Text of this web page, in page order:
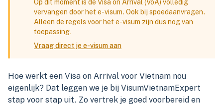
Op dit moment is de Visa on Arrival (VoA) volledig
vervangen door het e-visum. Ook bij spoedaanvragen.
Alleen de regels voor het e-visum zijn dus nog van
toepassing.
Vraag direct je e-visum aan
Hoe werkt een Visa on Arrival voor Vietnam nou
eigenlijk? Dat leggen we je bij VisumVietnamExpert
stap voor stap uit. Zo vertrek je goed voorbereid en